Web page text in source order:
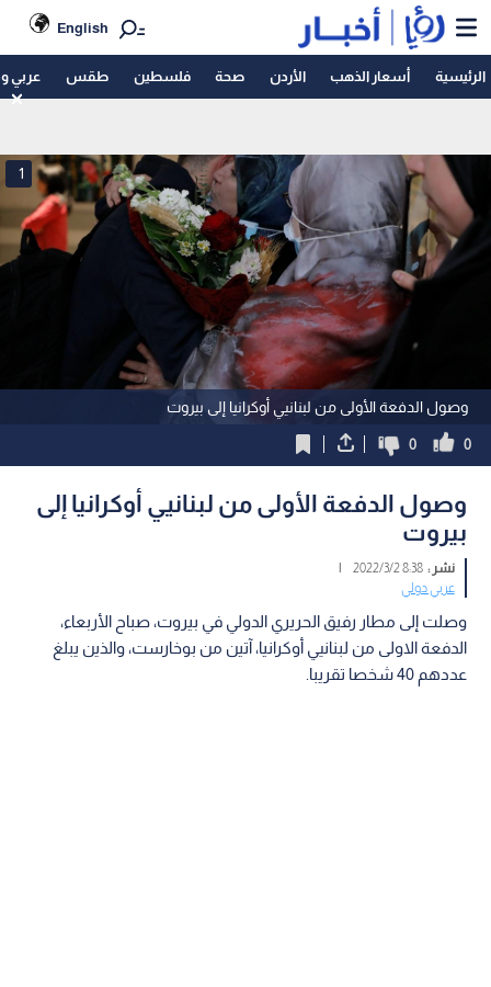
English
الرئيسية أسعار الذهب الأردن صحة فلسطين طقس عربي
وصول الدفعة الأولى من لبنانيي أوكرانيا إلى بيروت
1
0
0
وصول الدفعة الأولى من لبنانيي أوكرانيا إلى
بيروت
نشر :8:38 2022/3/2
|
عربي دولي
وصلت إلى مطار رفيق الحريري الدولي في بيروت، صباح الأربعاء،
الدفعة الاولى من لبنانيي أوكرانيا، آتين من بوخارست، والذين يبلغ
عددهم 40 شخصا تقريبا.